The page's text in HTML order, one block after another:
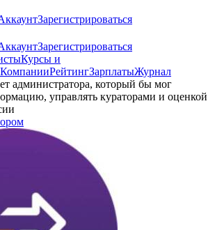
Зарегистрироваться
Зарегистрироваться
Курсы и
КомпанииРейтингЗарплатыЖурнал
администратора, который бы мог
управлять кураторами и оценкой